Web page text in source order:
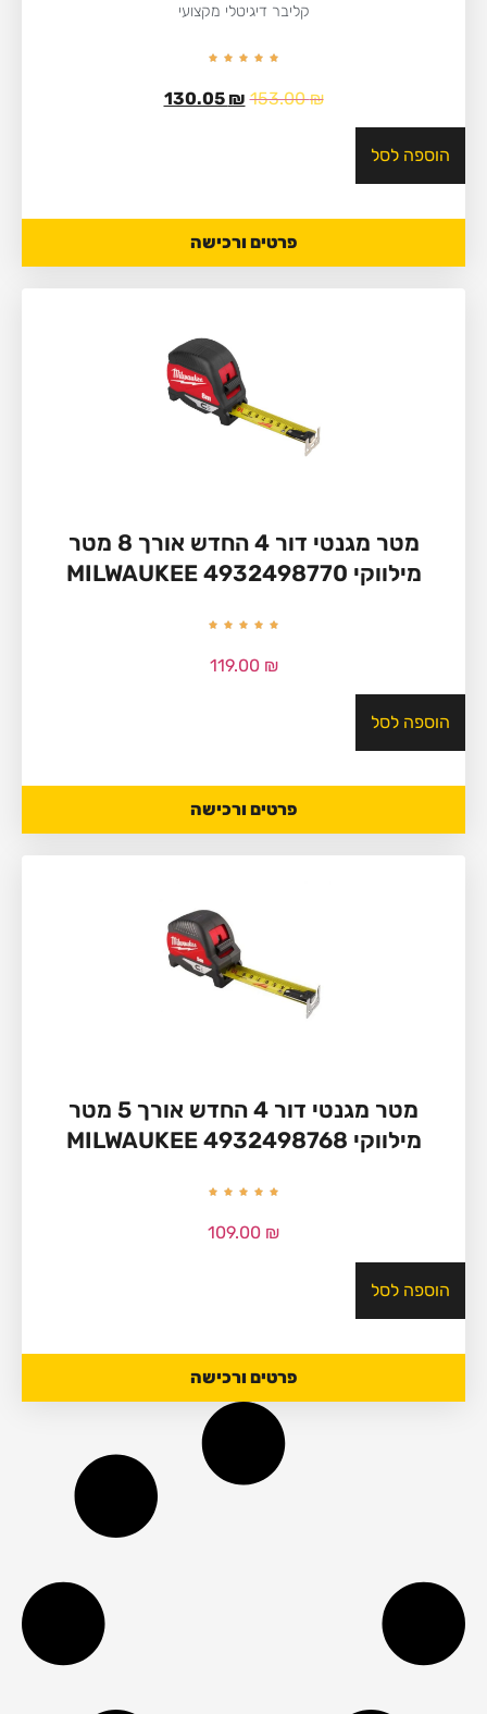
קליבר דיגיטלי מקצועי
153.00₪
130.05 ₪
הוספה לסל
פרטים ורכישה
מטר מגנטי דור 4 החדש אורך 8 מטר
מילווקי MILWAUKEE 4932498770
119.00 ₪
הוספה לסל
פרטים ורכישה
מטר מגנטי דור 4 החדש אורך 5 מטר
מילווקי MILWAUKEE 4932498768
109.00 ₪
הוספה לסל
פרטים ורכישה